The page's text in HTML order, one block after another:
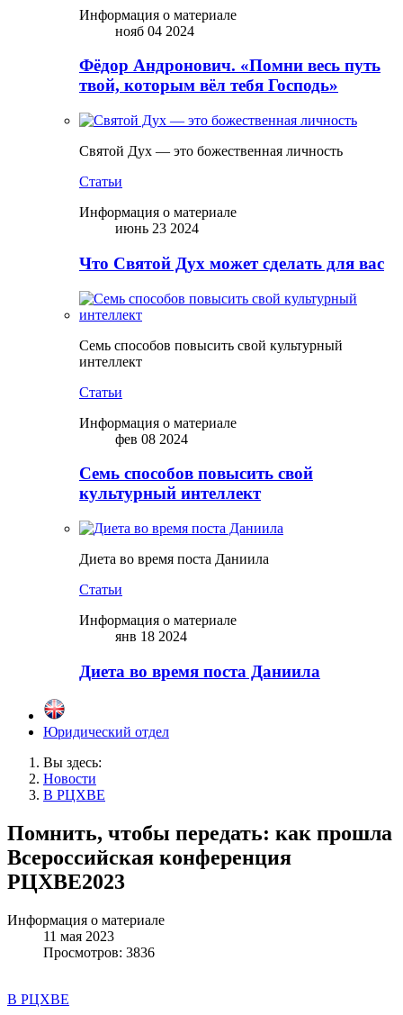
Информация о материале
нояб 04 2024
Фёдор Андронович. «Помни весь путь
твой, которым вёл тебя Господь»
Святой Дух — это божественная личность
Статьи
Информация о материале
июнь 23 2024
Что Святой Дух может сделать для вас
Семь способов повысить свой культурный
интеллект
Статьи
Информация о материале
фев 08 2024
Семь способов повысить свой
культурный интеллект
Диета во время поста Даниила
Статьи
Информация о материале
янв 18 2024
Диета во время поста Даниила
Юридический отдел
Вы здесь:
Новости
В РЦХВЕ
Помнить, чтобы передать: как прошла
Всероссийская конференция
РЦХВЕ2023
Информация о материале
11 мая 2023
Просмотров: 3836
В РЦХВЕ